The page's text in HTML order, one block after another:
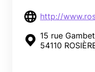
http://
15 rue
54110